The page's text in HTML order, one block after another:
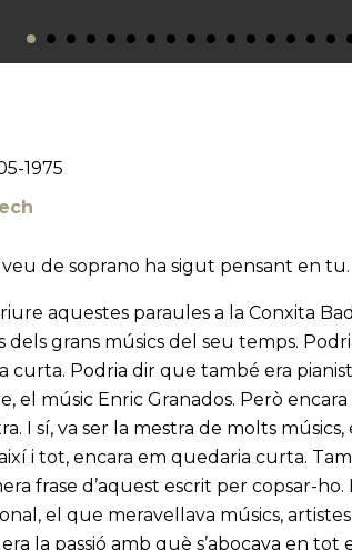
1975
de soprano ha sigut pensant en
aquestes paraules a la Conxita
grans músics del seu temps.
curta. Podria dir que també era
el músic Enric Granados. Però
I sí, va ser la mestra de molts
i tot, encara em quedaria curta.
frase d’aquest escrit per copsar-
el que meravellava músics,
la passió amb què s’abocava en tot